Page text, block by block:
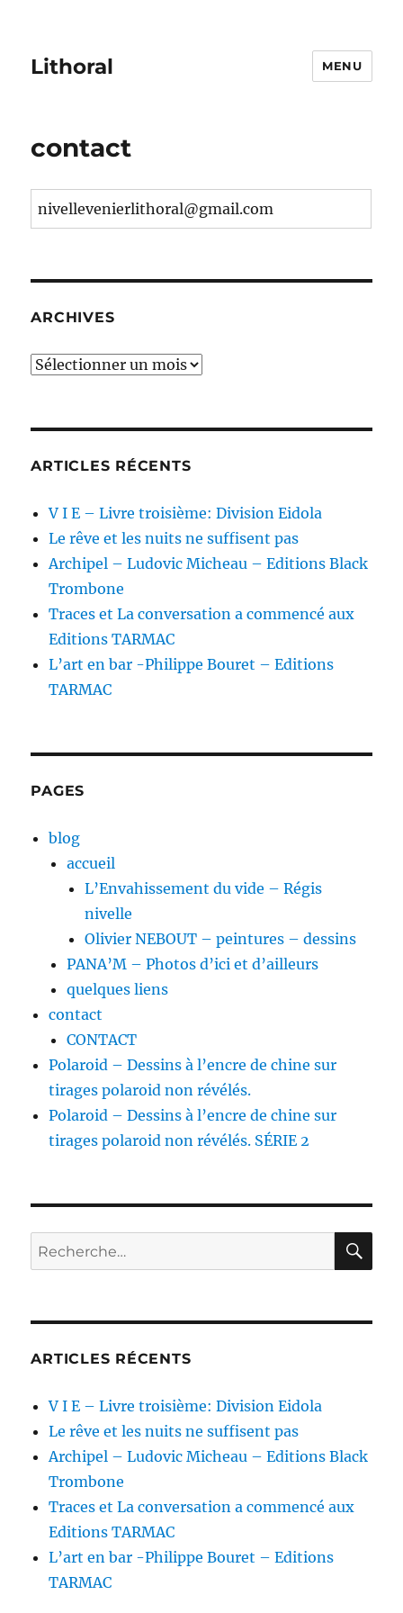
Lithoral MENU
contact
nivellevenierlithoral@gmail.com
ARCHIVES
Archives
ARTICLES RÉCENTS
V I E – Livre troisième: Division Eidola
Le rêve et les nuits ne suffisent pas
Archipel – Ludovic Micheau – Editions Black
Trombone
Traces et La conversation a commencé aux
Editions TARMAC
L’art en bar -Philippe Bouret – Editions
TARMAC
PAGES
blog
accueil
L’Envahissement du vide – Régis
nivelle
Olivier NEBOUT – peintures – dessins
PANA’M – Photos d’ici et d’ailleurs
quelques liens
contact
CONTACT
Polaroid – Dessins à l’encre de chine sur
tirages polaroid non révélés.
Polaroid – Dessins à l’encre de chine sur
tirages polaroid non révélés. SÉRIE 2
Recherche
pour :
ARTICLES RÉCENTS
V I E – Livre troisième: Division Eidola
Le rêve et les nuits ne suffisent pas
Archipel – Ludovic Micheau – Editions Black
Trombone
Traces et La conversation a commencé aux
Editions TARMAC
L’art en bar -Philippe Bouret – Editions
TARMAC